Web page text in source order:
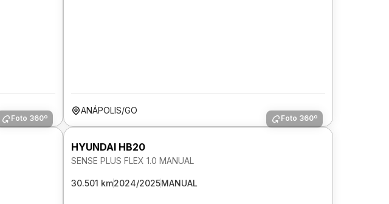
ANÁPOLIS/GO
Foto 360º Foto 360º
HYUNDAI HB20
SENSE PLUS FLEX 1.0 MANUAL
30.501 km2024/2025MANUAL